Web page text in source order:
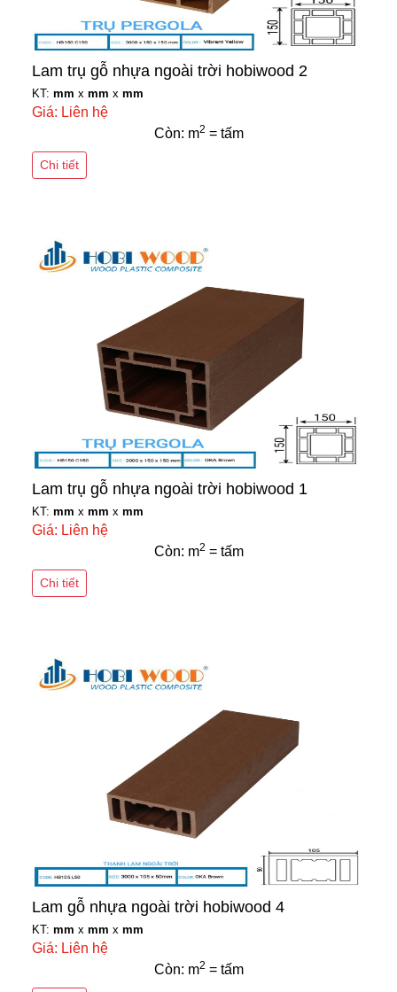
Lam trụ gỗ nhựa ngoài trời hobiwood 2
KT: mm x mm x mm
Giá: Liên hệ
Còn: m2 = tấm
Chi tiết
Lam trụ gỗ nhựa ngoài trời hobiwood 1
KT: mm x mm x mm
Giá: Liên hệ
Còn: m2 = tấm
Chi tiết
Lam gỗ nhựa ngoài trời hobiwood 4
KT: mm x mm x mm
Giá: Liên hệ
Còn: m2 = tấm